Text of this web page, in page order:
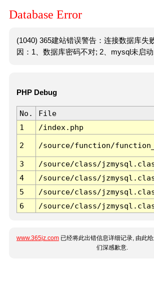
Database Error
(1040) 365建站错误警告：连接数据库失
因：1、数据库密码不对; 2、mysql未启动
PHP Debug
No. File
1
/index.php
2 /source/function/
3 /source/class/
4
/source/class/
5
/source/class/
6
/source/class/
www.365jz.com 已经将此出错信息详细记录, 由此
们深感歉意.